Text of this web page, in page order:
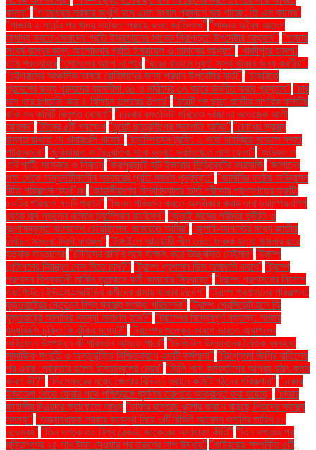
কান্না" "গণমাধ্যম সরকার অখুশি হবে এমন সংবাদ প্রকাশে ভয় পাচ্ছে: জি এম কাদের"
"গাজায় ২ মার্চের পর খাদ্য সহায়তা প্রবাহ বন্ধ: জাতিসংঘ" "গাজায় অবৈধ আদেশ
অমান্য করতে সেনাদের প্রতি ইসরায়েলের সাবেক নিরাপত্তা উপদেষ্টার আহ্বান"' "গাজার
সংঘর্ষ বন্ধের জন্য আলোচনার প্রতি ইসরায়েল ও হামাসের আগ্রহ" "গাজীপুরে হামলা:
ওসি প্রত্যাহার "গোসলের আগে না পরে "ঘরের বাতাসে দূষণ: সুস্থ থাকার জন্য করণীয়".
"চট্টগ্রামের আঞ্চলিক ভাষায় রোহিঙ্গাদের জন্য প্রধান উপদেষ্টার বার্তা" "চাকরিতে
প্রবেশের জন্য পুরুষদের বয়সসীমা ৩৫ ও নারীদের ৩৭ বছরে উন্নীত করার প্রস্তাব" "চার
মাস ধরে রপ্তানি আয় ৪ বিলিয়ন ডলারের উপরে" "চারটি পদ ছাড়া জাতীয় নাগরিক কমিটির
বাকি সব কমিটি বিলুপ্ত ঘোষণা" "চারবার বসতভিটা সরিয়েও ভাঙনের আতঙ্কে আলী
আহমদ" "চীনের ৫টি পদক্ষেপ "চুয়েট ছাত্রলীগের সভাপতি আটক" "চোখের স্বাস্থ্য
উন্নত রাখতে যে খাবারগুলি খাবেন" "চ্যাম্পিয়নস ট্রফি: ২ শর্তে হাইব্রিড মডেলে সম্মত
পাকিস্তান" "ছুরিকাঘাত ও বৈদ্যুতিক শকে হত্যা: সবজিখেতে লাশ ফেলা" "জমিয়ত ও
এবি পার্টি: সংস্কার ও নির্বাচন "জয়পুরহাটে হাট ইজারায় সিন্ডিকেটের কারসাজি "জাপানের
পক্ষ থেকে অন্তর্বর্তীকালীন সরকারের প্রতি সমর্থন পুনর্ব্যক্ত" "জার্মানির কঠোর অভিবাসন
নীতি পরিকল্পনা ব্যর্থ"m "জাহাঙ্গীরনগর বিশ্ববিদ্যালয় ভর্তি পরীক্ষার প্রশ্নপত্রে ত্রুটি:
৮০টির পরিবর্তে ৭৮টি প্রশ্ন" "জিনস পরিবর্তন করতে অস্বীকার করায় দাবা চ্যাম্পিয়নশিপ
থেকে বাদ পড়লেন বর্তমান চ্যাম্পিয়ন কার্লসেন" "জুলাই মাসের শহীদরা দুর্নীতি ও
দুঃশাসনমুক্ত বাংলাদেশ চেয়েছিলেন: জামায়াত আমির" "জুলাই-আগস্টের মধ্যে জাতীয়
নির্বাচন সম্ভব: মির্জা ফখরুল" "টাঙ্গাইলে আওয়ামী লীগ নেতা ফারুক হত্যা মামলার রায়ে
হতবাক সন্তানেরা "টেনিসের রানি’র সঙ্গে সাক্ষাৎ করে উচ্ছ্বসিত নেইমার" "ট্রাম্প
পেন্টাগনের নিয়ন্ত্রণ কেন নিতে চান?" "ট্রাম্প প্রশাসন ডিম আমদানি করবে" "ট্রাম্প
প্রশাসন বিশ্বব্যাপী মার্কিন দূতাবাসে কর্মী কমানোর সিদ্ধান্ত" "ট্রাম্প প্রশাসনের নির্দেশে
ওয়াশিংটনে ইউএসএআইডির কর্মীদের বাসায় থাকার নির্দেশ" "ট্রাম্প প্রশাসনের পরিকল্পনা:
যুক্তরাষ্ট্রের নেতৃত্বে বিশ্ব স্বাস্থ্য সংস্থা পরিচালনা" "ট্রাম্প প্রেসিডেন্ট হলে কি
যুক্তরাষ্ট্রে আদানির সমস্যা সমাধান হবে?" "ট্রাম্পের বিদ্বেষপূর্ণ বক্তব্য: গাজায়
যুদ্ধবিরতি চুক্তি কি ঝুঁকির মধ্যে?" "ট্রাম্পের শুল্কের কারণে ভারতে অ্যাপলের
আইফোন উৎপাদনে কী পরিবর্তন আসতে পারে" "ডিজিটাল উদ্ভাবনের নৈতিক ব্যবহার:
সামাজিক সংহতি ও অন্তর্ভুক্তি নিশ্চিতকরণে একটি কর্মশালা" "ডিপ্লোমা ডিগ্রি বাতিলের
পর এবার গ্রেফতার হলেন ইস্তাম্বুলের মেয়র" "ডিসি পদে কর্মকর্তাদের আগ্রহ হঠাৎ কমার
কারণ কী?" "ডিসেম্বরের মধ্যে জেলার বিভিন্ন স্থানে কমিটি গঠনের পরিকল্পনা" "ঢাকার
ইজতেমা থেকে ফেরার পথে পশ্চিমবঙ্গে মুসলিম তরুণকে আক্রান্ত করা হয়েছে" "ঢাকার
জাহাঙ্গীর টাওয়ারে ক্যাফেতে আগুন "ঢাকার রাস্তায় ধুলোর কারণে বাড়ছে শিশুদের স্বাস্থ্য
সমস্যা" "তত্ত্বাবধায়ক সরকার ব্যবস্থা নিয়ে ৩টি রিভিউ আবেদন শুনানির তারিখ ১৭
নভেম্বর" "তিন দশকে ৩০ বিশ্ব রেকর্ড: জাকেরের অসাধারণ কীর্তি" "তিন সপ্তাহ পর
মুক্তিপণের ২৫ লাখ টাকা দেওয়ার পর তরুণের লাশ উদ্ধার" "থাইরয়েড সম্পর্কিত ৫টি